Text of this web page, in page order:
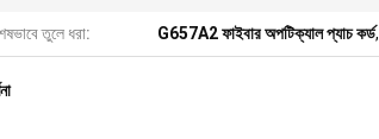
তুলে ধরা: G657A2 ফাইবার অপটিক্যাল প্যাচ কর্ড,